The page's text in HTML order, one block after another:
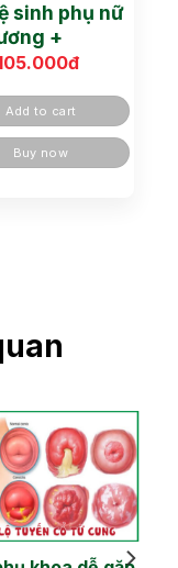
sinh phụ nữ
+
đ
Add to cart
Buy now